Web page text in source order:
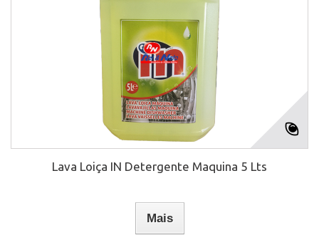
Lava Loiça IN Detergente Maquina 5 Lts
Mais